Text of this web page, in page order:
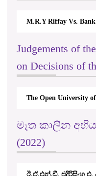
M.R.Y Riffay Vs.
Judgements of
on Decisions of
The Open University
මෑත කාලීන
(2022)
ඊ.ඒ.එන්.ඩී. එදිරිසිංහ එ.